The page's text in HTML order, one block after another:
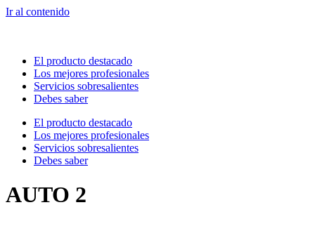
Ir al contenido
El producto destacado
Los mejores profesionales
Servicios sobresalientes
Debes saber
El producto destacado
Los mejores profesionales
Servicios sobresalientes
Debes saber
AUTO 2